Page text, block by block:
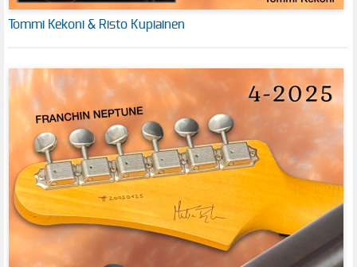
Tommi Kekoni & Risto Kupiainen